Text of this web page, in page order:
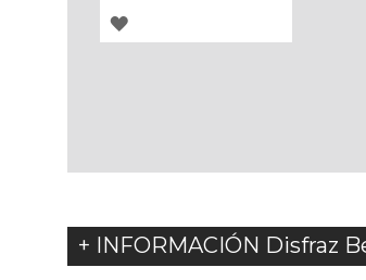
AGREGAR
+ INFORMACIÓN Disfraz